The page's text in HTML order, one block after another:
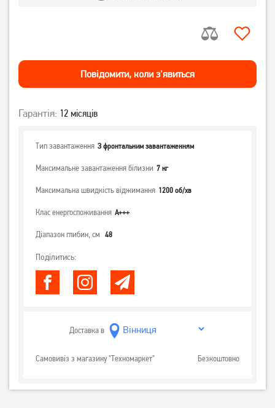
Повiдомити, коли з'явиться
Гарантія: 12 місяців
Тип завантаження З фронтальним завантаженням
Максимальне завантаження білизни 7 кг
Максимальна швидкість віджимання 1200 об/хв
Клас енергоспоживання А+++
Діапазон глибин, см 48
Поділитись:
Доставка в
Самовивіз з магазину "Техномаркет" Безкоштовно